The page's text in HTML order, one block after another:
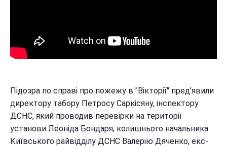
Підозра по справі про пожежу в "Вікторії" пред'явили
директору табору Петросу Саркісяну, інспектору
ДСНС, який проводив перевірки на території
установи Леоніда Бондаря, колишнього начальника
Київського райвідділу ДСНС Валерію Дяченко, екс-